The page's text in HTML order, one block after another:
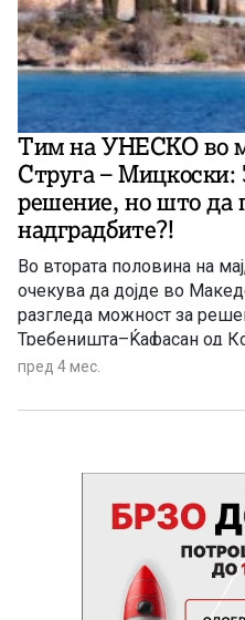
Тим на УНЕСКО во
Струга – Мицкоски:
решение, но што да
надградбите?!
Во втората половина на
очекува да дојде во
разгледа можност за
Требеништа–Ќафасан од
зона на Охридското
бесправните градби во
проблеми со градежните
проширување на
пред 4 мес.